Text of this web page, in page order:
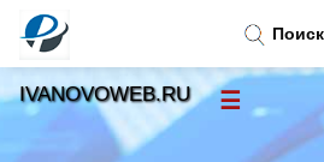
Поиск
IVANOVOWEB.RU ☰
Новости